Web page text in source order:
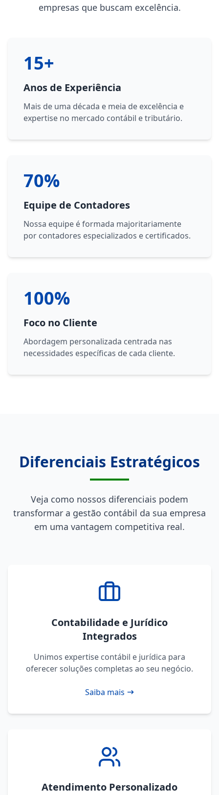
empresas que buscam excelência.
15+
Anos de Experiência
Mais de uma década e meia de excelência e
expertise no mercado contábil e tributário.
70%
Equipe de Contadores
Nossa equipe é formada majoritariamente
por contadores especializados e certificados.
100%
Foco no Cliente
Abordagem personalizada centrada nas
necessidades específicas de cada cliente.
Diferenciais Estratégicos
Veja como nossos diferenciais podem
transformar a gestão contábil da sua empresa
em uma vantagem competitiva real.
Contabilidade e Jurídico
Integrados
Unimos expertise contábil e jurídica para
oferecer soluções completas ao seu negócio.
Saiba mais
Atendimento Personalizado